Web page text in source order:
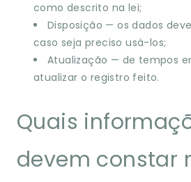
como descrito na lei;
Disposição — os dados
caso seja preciso usá-los;
Atualização — de tempos
atualizar o registro feito.
Quais
devem constar